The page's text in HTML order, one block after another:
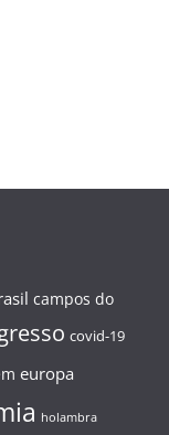
campos do
covid-19
europa
holambra